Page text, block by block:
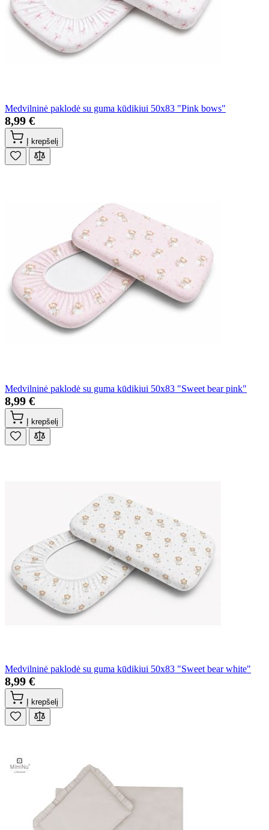
Medvilninė paklodė su guma kūdikiui 50x83 "Pink bows"
8,99 €
Į krepšelį
Medvilninė paklodė su guma kūdikiui 50x83 "Sweet bear pink"
8,99 €
Į krepšelį
Medvilninė paklodė su guma kūdikiui 50x83 "Sweet bear white"
8,99 €
Į krepšelį